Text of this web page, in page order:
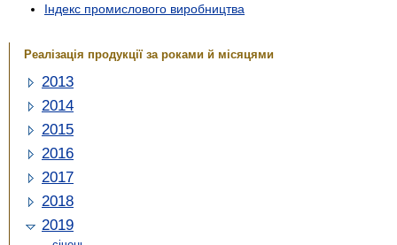
Індекс промислового виробництва
Реалізація продукції за роками й місяцями
2013
2014
2015
2016
2017
2018
2019